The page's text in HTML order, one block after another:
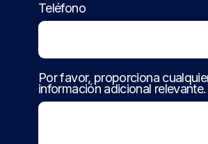
Teléfono
Por favor, proporciona
información adicional relevante.